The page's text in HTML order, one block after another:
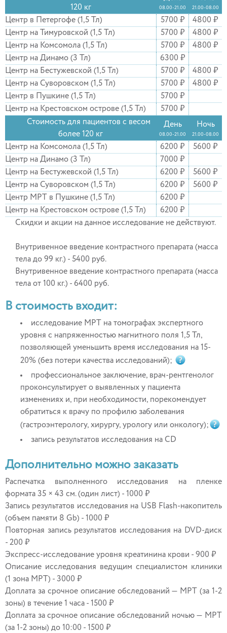
120 кг
08.00-21.00 21.00-08.00
Центр в Петергофе (1,5 Тл) 5700 ₽
4800 ₽
Центр на Тимуровской (1,5 Тл)
5700 ₽
4800 ₽
Центр на Комсомола (1,5 Тл)
5700 ₽
4800 ₽
Центр на Динамо (3 Тл)
6300 ₽
Центр на Бестужевской (1,5 Тл)
5700 ₽
4800 ₽
Центр на Суворовском (1,5 Тл)
5700 ₽
4800 ₽
Центр в Пушкине (1,5 Тл)
5700 ₽
Центр на Крестовском острове (1,5 Тл)
5700 ₽
Стоимость для пациентов с весом
более 120 кг
День
08.00-21.00
Ночь
21.00-08.00
Центр на Комсомола (1,5 Тл) 6200 ₽
5600 ₽
Центр на Динамо (3 Тл)
7000 ₽
Центр на Бестужевской (1,5 Тл)
6200 ₽
5600 ₽
Центр на Суворовском (1,5 Тл)
6200 ₽
5600 ₽
Центр МРТ в Пушкине (1,5 Тл)
6200 ₽
Центр на Крестовском острове (1,5 Тл)
6200 ₽
Скидки и акции на данное исследование не действуют.
Внутривенное введение контрастного препарата (масса
тела до 99 кг.) - 5400 руб.
Внутривенное введение контрастного препарата (масса
тела от 100 кг.) - 6400 руб.
В стоимость входит:
исследование МРТ на томографах экспертного
уровня с напряженностью магнитного поля 1,5 Тл,
позволяющей уменьшить время исследования на 15-
20% (без потери качества исследований);
профессиональное заключение, врач-рентгенолог
проконсультирует о выявленных у пациента
изменениях и, при необходимости, порекомендует
обратиться к врачу по профилю заболевания
(гастроэнтерологу, хирургу, урологу или онкологу);
запись результатов исследования на CD
Дополнительно можно заказать
Распечатка выполненного исследования на пленке
формата 35 × 43 см. (один лист) - 1000 ₽
Запись результатов исследования на USB Flash-накопитель
(объем памяти 8 Gb) - 1000 ₽
Повторная запись результатов исследования на DVD-диск
- 200 ₽
Экспресс-исследование уровня креатинина крови - 900 ₽
Описание исследования ведущим специалистом клиники
(1 зона МРТ) - 3000 ₽
Доплата за срочное описание обследований — МРТ (за 1-2
зоны) в течение 1 часа - 1500 ₽
Доплата за срочное описание обследований ночью — МРТ
(за 1-2 зоны) до 10:00 - 1500 ₽